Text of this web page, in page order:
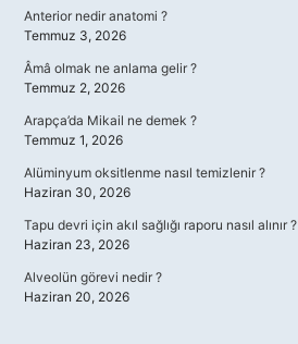
Anterior nedir anatomi ?
Temmuz 3, 2026
Âmâ olmak ne anlama gelir ?
Temmuz 2, 2026
Arapça’da Mikail ne demek ?
Temmuz 1, 2026
Alüminyum oksitlenme nasıl temizlenir ?
Haziran 30, 2026
Tapu devri için akıl sağlığı raporu nasıl alınır ?
Haziran 23, 2026
Alveolün görevi nedir ?
Haziran 20, 2026